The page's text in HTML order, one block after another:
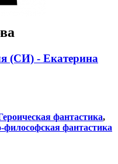
(СИ) - Екатерина
фантастика,
философская фантастика